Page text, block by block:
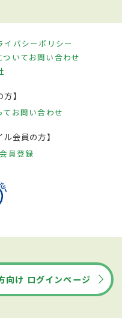
イバシーポリシー
いてお問い合わせ
】
て お問い合わせ
ル会員の方】
会員登録
向け ログインページ